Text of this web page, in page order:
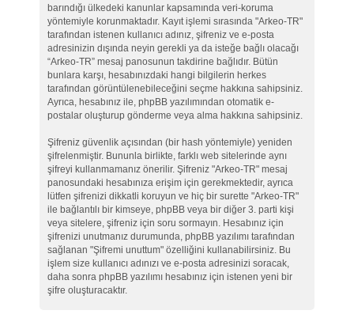
barındığı ülkedeki kanunlar kapsamında veri-koruma
yöntemiyle korunmaktadır. Kayıt işlemi sırasında "Arkeo-TR"
tarafından istenen kullanıcı adınız, şifreniz ve e-posta
adresinizin dışında neyin gerekli ya da isteğe bağlı olacağı
“Arkeo-TR” mesaj panosunun takdirine bağlıdır. Bütün
bunlara karşı, hesabınızdaki hangi bilgilerin herkes
tarafından görüntülenebileceğini seçme hakkına sahipsiniz.
Ayrıca, hesabınız ile, phpBB yazılımından otomatik e-
postalar oluşturup gönderme veya alma hakkına sahipsiniz.
Şifreniz güvenlik açısından (bir hash yöntemiyle) yeniden
şifrelenmiştir. Bununla birlikte, farklı web sitelerinde aynı
şifreyi kullanmamanız önerilir. Şifreniz "Arkeo-TR" mesaj
panosundaki hesabınıza erişim için gerekmektedir, ayrıca
lütfen şifrenizi dikkatli koruyun ve hiç bir surette "Arkeo-TR"
ile bağlantılı bir kimseye, phpBB veya bir diğer 3. parti kişi
veya sitelere, şifreniz için soru sormayın. Hesabınız için
şifrenizi unutmanız durumunda, phpBB yazılımı tarafından
sağlanan "Şifremi unuttum" özelliğini kullanabilirsiniz. Bu
işlem size kullanıcı adınızı ve e-posta adresinizi soracak,
daha sonra phpBB yazılımı hesabınız için istenen yeni bir
şifre oluşturacaktır.